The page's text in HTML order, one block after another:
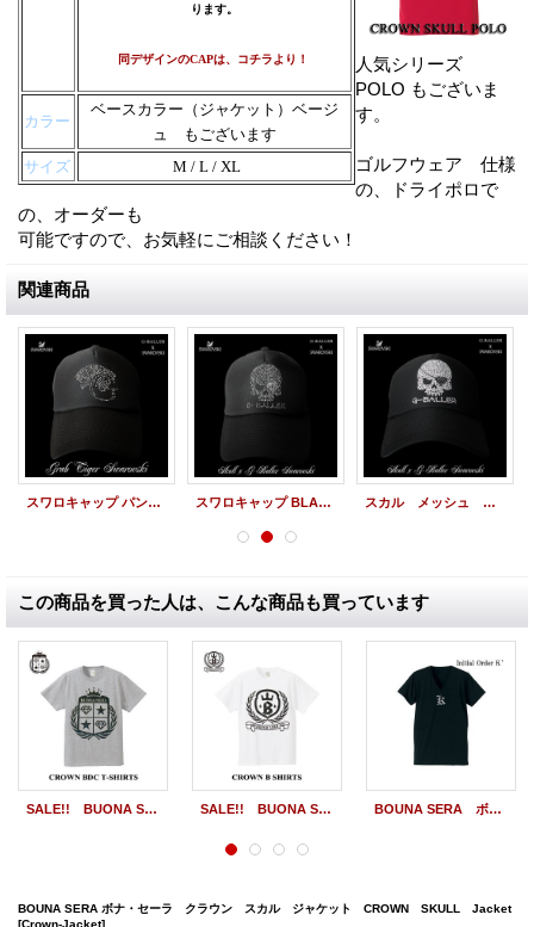
ります。
同デザインのCAPは、コチラより！
カラー
ベースカラー（ジャケット）ベージ
ュ もございます
サイズ
M / L / XL
人気シリーズ
POLO もございま
す。
ゴルフウェア 仕様
の、ドライポロで
の、オーダーも
可能ですので、お気軽にご相談ください！
関連商品
スワロキャップ パンサー BLACK 黒 メッシュCAP スワロキャップ BLACK スカル 黒 メッシュCAP スカル メッシュ キャップ ＳＫＵＬＬ ＣＡＰ オリジナル デザイン
この商品を買った人は、こんな商品も買っています
SALE!! BUONA SERA/ボナ・セーラ BDC Tシャツ SALE!! BUONA SERA/ボナ・セーラ CROWNーB Tシャツ BOUNA SERA ボナセーラ スワロフスキー イニシャル オーダー Ｔシャツ・
BOUNA SERA ボナ・セーラ クラウン スカル ジャケット CROWN SKULL Jacket
[Crown-Jacket]